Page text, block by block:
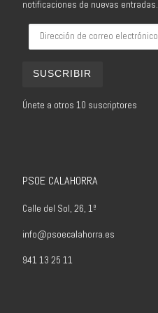
notificaciones de nuevas entradas.
SUSCRIBIR
Únete a otros 10 suscriptores
PSOE CALAHORRA
Calle del Sol, 26, 1º
info@psoecalahorra.es
941 13 25 11